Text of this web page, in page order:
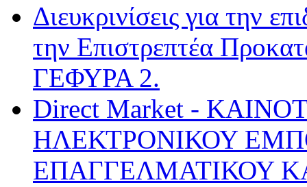
Διευκρινίσεις για την
την Επιστρεπτέα
ΓΕΦΥΡΑ 2.
Direct Market -
ΗΛΕΚΤΡΟΝΙΚΟΥ
ΕΠΑΓΓΕΛΜΑΤΙΚΟΥ